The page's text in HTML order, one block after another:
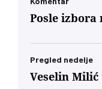
Posle izbora
Pregled nedelje
Veselin